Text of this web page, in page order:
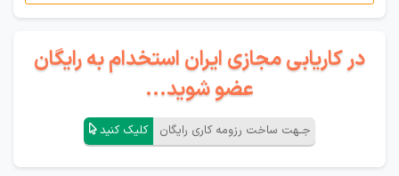
در کاریابی مجازی ایران استخدام به رایگان
عضو شوید...
جـهت ساخت رزومه کاری رایگان کلیک کنید